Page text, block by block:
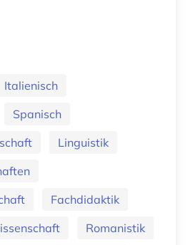
Italienisch
Spanisch
Linguistik
Fachdidaktik
Romanistik